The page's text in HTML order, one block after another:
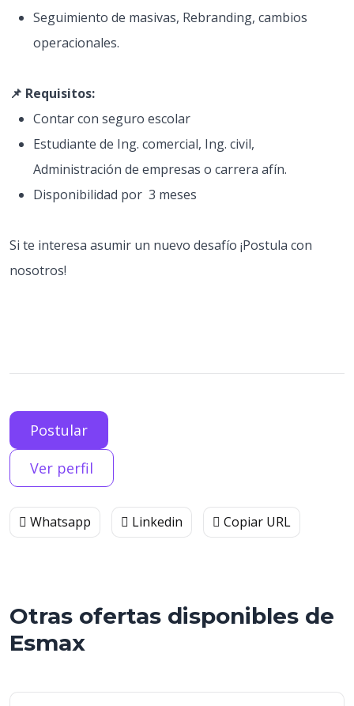
Seguimiento de masivas, Rebranding, cambios
operacionales.
📌 Requisitos:
Contar con seguro escolar
Estudiante de Ing. comercial, Ing. civil,
Administración de empresas o carrera afín.
Disponibilidad por 3 meses
Si te interesa asumir un nuevo desafío ¡Postula con
nosotros!
Postular
Ver perfil
Whatsapp Linkedin Copiar URL
Otras ofertas disponibles de
Esmax